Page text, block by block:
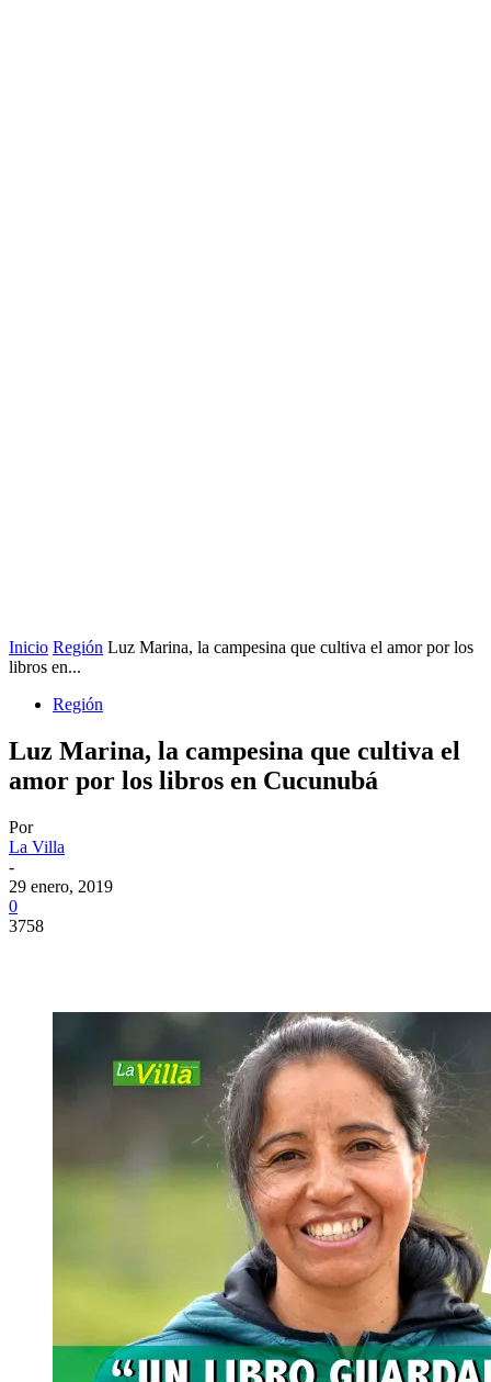
Inicio Región Luz Marina, la campesina que cultiva el amor por los
libros en...
Región
Luz Marina, la campesina que cultiva el
amor por los libros en Cucunubá
Por
La Villa
-
29 enero, 2019
0
3758